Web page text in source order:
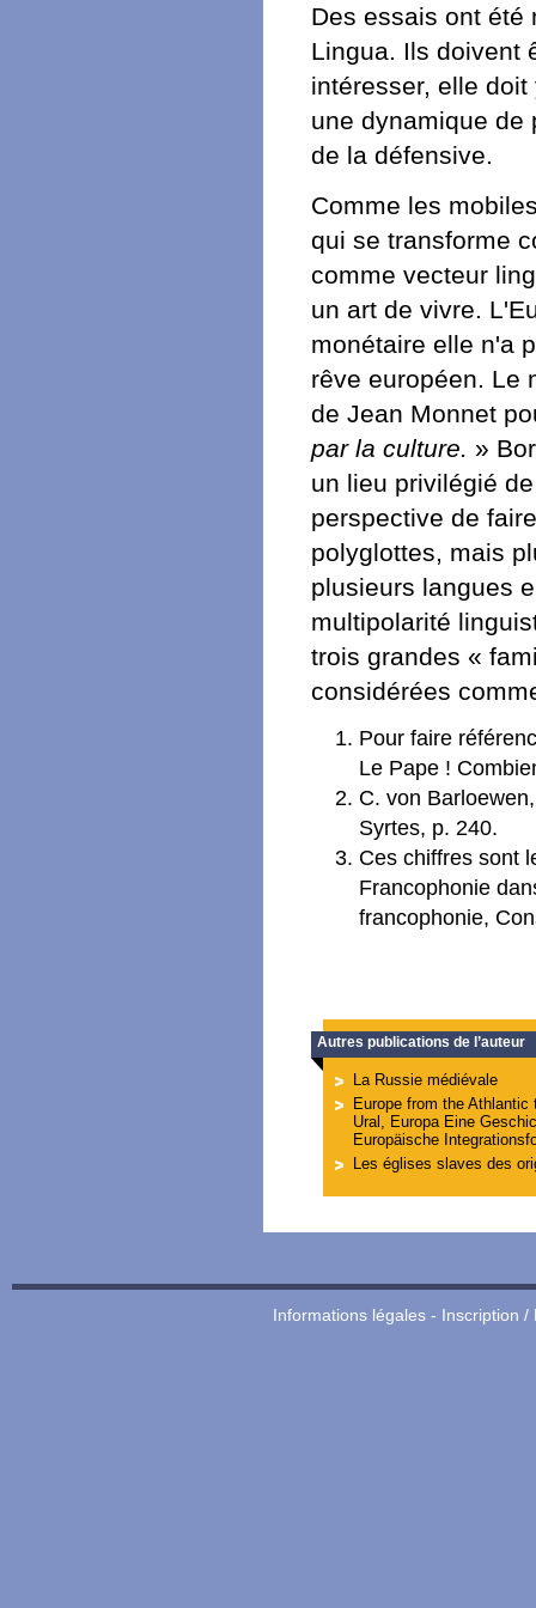
Des essais ont été
Lingua. Ils doivent
intéresser, elle
une dynamique de
de la défensive.
Comme les
qui se transforme
comme vecteur
un art de vivre.
monétaire elle n'a
rêve européen. Le
de Jean Monnet
par la culture. »
un lieu privilégié
perspective de
polyglottes, mais
plusieurs langues
multipolarité
trois grandes «
considérées
Pour faire
Le Pape !
C. von
Syrtes, p. 240.
Ces chiffres sont
Francophonie
francophonie,
Autres publications de l’auteur
La Russie médiévale
Europe from the
Ural, Europa Eine
Europäische
Les églises slaves des
Informations légales- Inscription